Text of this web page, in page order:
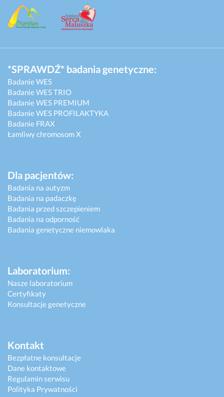
*SPRAWDŹ* badania genetyczne:
Badanie WES
Badanie WES TRIO
Badanie WES PREMIUM
Badanie WES PROFILAKTYKA
Badanie FRAX
Łamliwy chromosom X
Dla pacjentów:
Badania na autyzm
Badania na padaczkę
Badania przed szczepieniem
Badania na odporność
Badania genetyczne niemowlaka
Laboratorium:
Nasze laboratorium
Certyfikaty
Konsultacje genetyczne
Kontakt
Bezpłatne konsultacje
Dane kontaktowe
Regulamin serwisu
Polityka Prywatności